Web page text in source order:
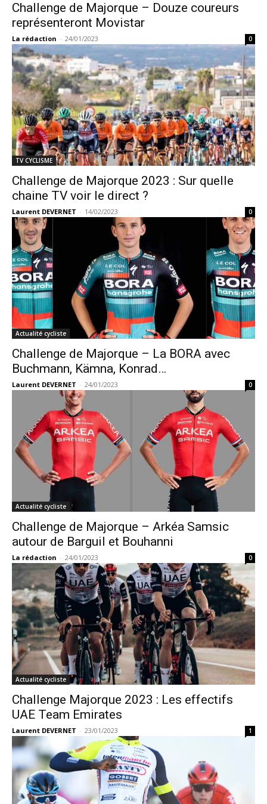
Challenge de Majorque – Douze coureurs
représenteront Movistar
La rédaction - 24/01/2023 0
TV CYCLISME
Challenge de Majorque 2023 : Sur quelle
chaine TV voir le direct ?
Laurent DEVERNET - 14/02/2023 0
Actualité cycliste
Challenge de Majorque – La BORA avec
Buchmann, Kämna, Konrad…
Laurent DEVERNET - 24/01/2023 0
Actualité cycliste
Challenge de Majorque – Arkéa Samsic
autour de Barguil et Bouhanni
La rédaction - 24/01/2023 0
Actualité cycliste
Challenge Majorque 2023 : Les effectifs
UAE Team Emirates
Laurent DEVERNET - 23/01/2023 1